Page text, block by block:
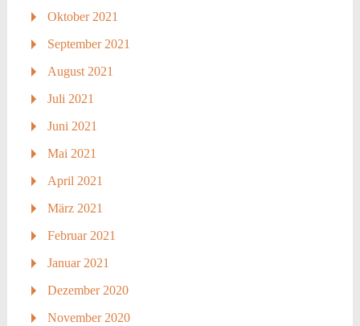
Oktober 2021
September 2021
August 2021
Juli 2021
Juni 2021
Mai 2021
April 2021
März 2021
Februar 2021
Januar 2021
Dezember 2020
November 2020